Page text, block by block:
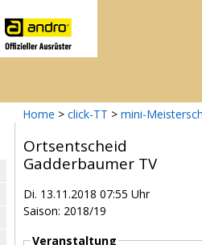
Home > click-TT > mini-
Ortsentscheid
Gadderbaumer TV
Di. 13.11.2018 07:55 Uhr
Saison: 2018/19
Veranstaltung